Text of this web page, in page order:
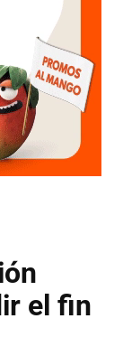
el fin